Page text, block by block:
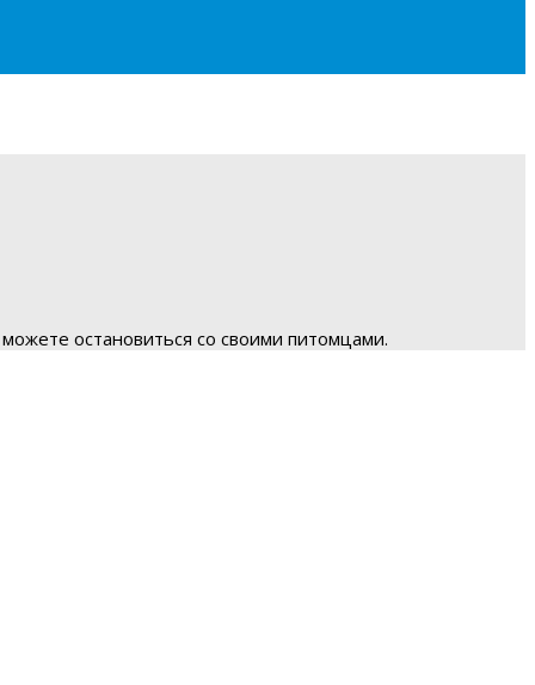
остановиться со своими питомцами.